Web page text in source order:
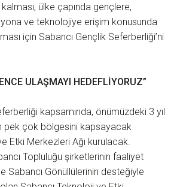
ülke çapında gençlere,
ve teknolojiye erişim konusunda
için Sabancı Gençlik Seferberliği’ni
ULAŞMAYI HEDEFLİYORUZ”
kapsamında, önümüzdeki 3 yıl
pek çok bölgesini kapsayacak
Etki Merkezleri Ağı kurulacak.
Topluluğu şirketlerinin faaliyet
Sabancı Gönüllülerinin desteğiyle